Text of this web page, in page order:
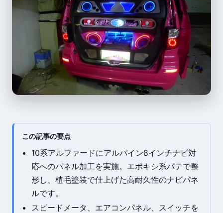
この記事の要点
10系アルファードにアルパイン8インチナビ対
応へのパネル加工を実施。エポキシ系パテで整
形し、植毛塗装で仕上げた高耐久性のナビパネ
ルです。
スピードメータ、エアコンパネル、スイッチを